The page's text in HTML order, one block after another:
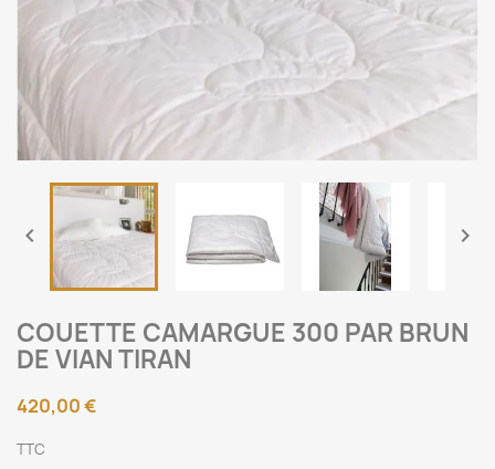
 
COUETTE CAMARGUE 300 PAR BRUN
DE VIAN TIRAN
420,00 €
TTC